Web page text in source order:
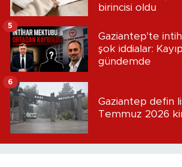
birincisi oldu
Gaziantep'te
şok iddialar:
gündemde
5
Gaziantep defin
Temmuz 2026
6